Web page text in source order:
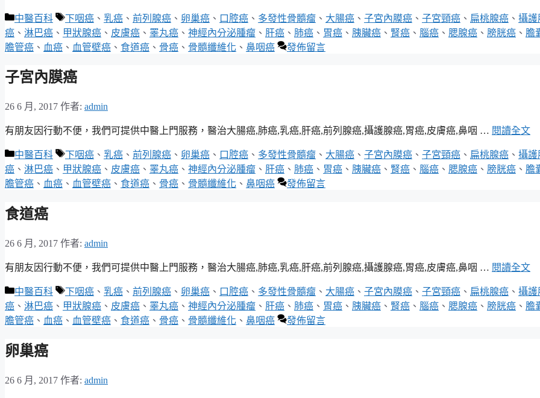
分
類
中醫百科
標
籤
下咽癌 、 乳癌 、 前列腺癌 、 卵巢癌 、 口腔癌 、 多發性骨髓瘤 、 大腸癌 、 子宮內膜癌 、 子宮頸癌 、 扁桃腺癌 、 攝護
癌 、 淋巴癌 、 甲狀腺癌 、 皮膚癌 、 睪丸癌 、 神經內分泌腫瘤 、 肝癌 、 肺癌 、 胃癌 、 胰臟癌 、 腎癌 、 腦癌 、 腮腺癌 、 膀胱癌 、 膽
膽管癌 、 血癌 、 血管壁癌 、 食道癌 、 骨癌 、 骨髓纖維化 、 鼻咽癌 發佈留言
子宮內膜癌
26 6 月, 2017 作者: admin
有朋友因行動不便，我們可提供中醫上門服務，醫治大腸癌,肺癌,乳癌,肝癌,前列腺癌,攝護腺癌,胃癌,皮膚癌,鼻咽 … 閱讀全文
分
類
中醫百科
標
籤
下咽癌 、 乳癌 、 前列腺癌 、 卵巢癌 、 口腔癌 、 多發性骨髓瘤 、 大腸癌 、 子宮內膜癌 、 子宮頸癌 、 扁桃腺癌 、 攝護
癌 、 淋巴癌 、 甲狀腺癌 、 皮膚癌 、 睪丸癌 、 神經內分泌腫瘤 、 肝癌 、 肺癌 、 胃癌 、 胰臟癌 、 腎癌 、 腦癌 、 腮腺癌 、 膀胱癌 、 膽
膽管癌 、 血癌 、 血管壁癌 、 食道癌 、 骨癌 、 骨髓纖維化 、 鼻咽癌 發佈留言
食道癌
26 6 月, 2017 作者: admin
有朋友因行動不便，我們可提供中醫上門服務，醫治大腸癌,肺癌,乳癌,肝癌,前列腺癌,攝護腺癌,胃癌,皮膚癌,鼻咽 … 閱讀全文
分
類
中醫百科
標
籤
下咽癌 、 乳癌 、 前列腺癌 、 卵巢癌 、 口腔癌 、 多發性骨髓瘤 、 大腸癌 、 子宮內膜癌 、 子宮頸癌 、 扁桃腺癌 、 攝護
癌 、 淋巴癌 、 甲狀腺癌 、 皮膚癌 、 睪丸癌 、 神經內分泌腫瘤 、 肝癌 、 肺癌 、 胃癌 、 胰臟癌 、 腎癌 、 腦癌 、 腮腺癌 、 膀胱癌 、 膽
膽管癌 、 血癌 、 血管壁癌 、 食道癌 、 骨癌 、 骨髓纖維化 、 鼻咽癌 發佈留言
卵巢癌
26 6 月, 2017 作者: admin